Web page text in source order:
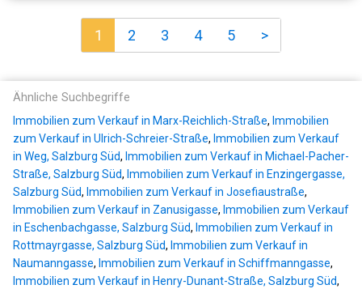
1 2 3 4 5 >
Ähnliche Suchbegriffe
Immobilien zum Verkauf in Marx-Reichlich-Straße, Immobilien
zum Verkauf in Ulrich-Schreier-Straße, Immobilien zum Verkauf
in Weg, Salzburg Süd, Immobilien zum Verkauf in Michael-Pacher-
Straße, Salzburg Süd, Immobilien zum Verkauf in Enzingergasse,
Salzburg Süd, Immobilien zum Verkauf in Josefiaustraße,
Immobilien zum Verkauf in Zanusigasse, Immobilien zum Verkauf
in Eschenbachgasse, Salzburg Süd, Immobilien zum Verkauf in
Rottmayrgasse, Salzburg Süd, Immobilien zum Verkauf in
Naumanngasse, Immobilien zum Verkauf in Schiffmanngasse,
Immobilien zum Verkauf in Henry-Dunant-Straße, Salzburg Süd,